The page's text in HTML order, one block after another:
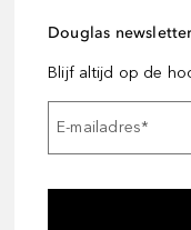
Douglas newsletter
Blijf altijd op de
E-mailadres*